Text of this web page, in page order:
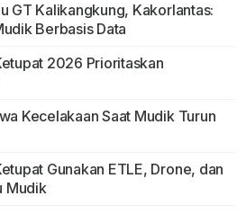
GT Kalikangkung, Kakorlantas:
Berbasis Data
2026 Prioritaskan
Kecelakaan Saat Mudik Turun
Gunakan ETLE, Drone, dan
Mudik